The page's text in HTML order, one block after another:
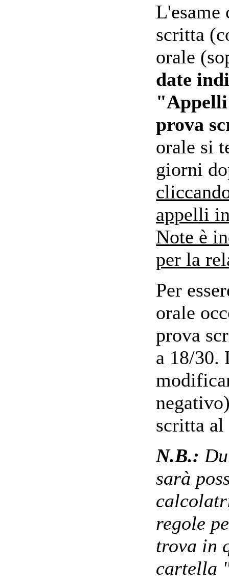
L'esame
scritta
orale
date
prova
orale si
giorni
appelli
Note è
per la
Per
orale
prova
a 18/30.
scritta
N.B.:
sarà
regole
trova in
cartella